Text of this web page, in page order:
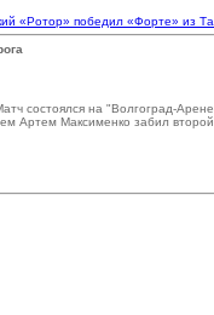
«Ротор» победил «Форте» из
состоялся на "Волгоград-
Артем Максименко забил